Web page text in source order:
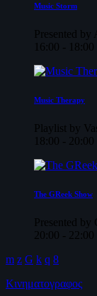
Music Storm
Presented
16:00 - 18:00
Music Therapy
Playlist by
18:00 - 20:00
The GReek Show
Presented by
20:00 - 22:00
Κινηματογραφος